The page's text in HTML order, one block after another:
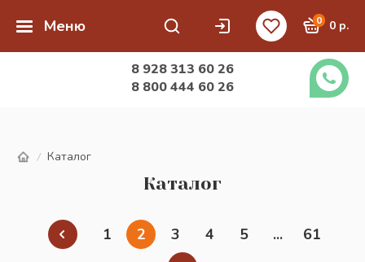
Меню 0 0 р.
8 928 313 60 26
8 800 444 60 26
/ Каталог
Каталог
1 2 3 4 5 ... 61